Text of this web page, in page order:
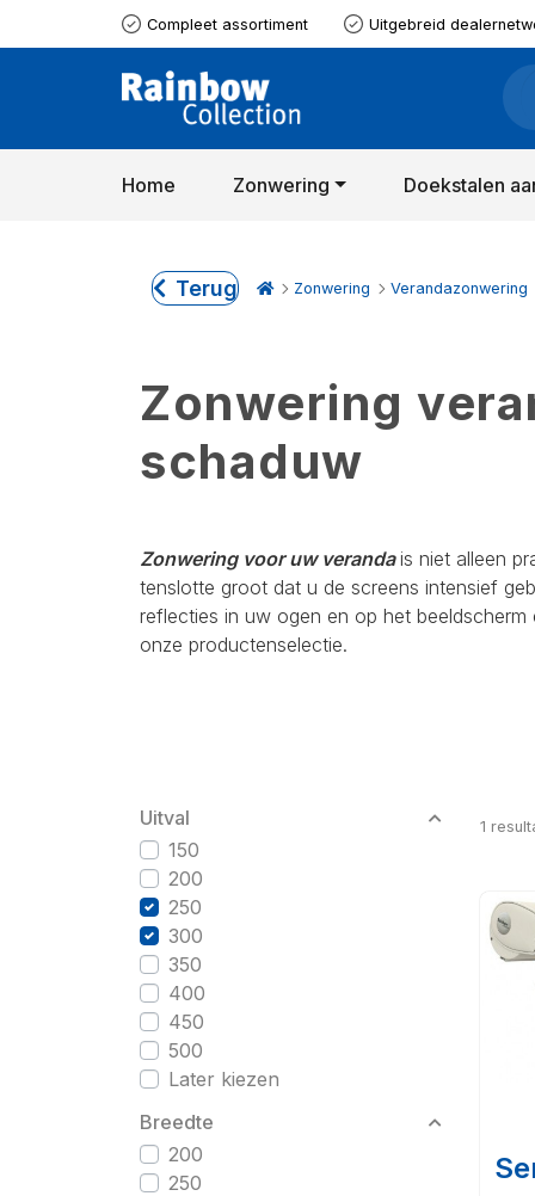
Compleet assortiment Uitgebreid
Home Zonwering Doekstalen
Terug Zonwering Verandazonwering
Zonwering
schaduw
Zonwering voor uw verandais niet alleen
tenslotte groot dat u de screens intensief
reflecties in uw ogen en op het
onze productenselectie.
Uitval
150
200
250
300
350
400
450
500
Later kiezen
Breedte
200
250
1